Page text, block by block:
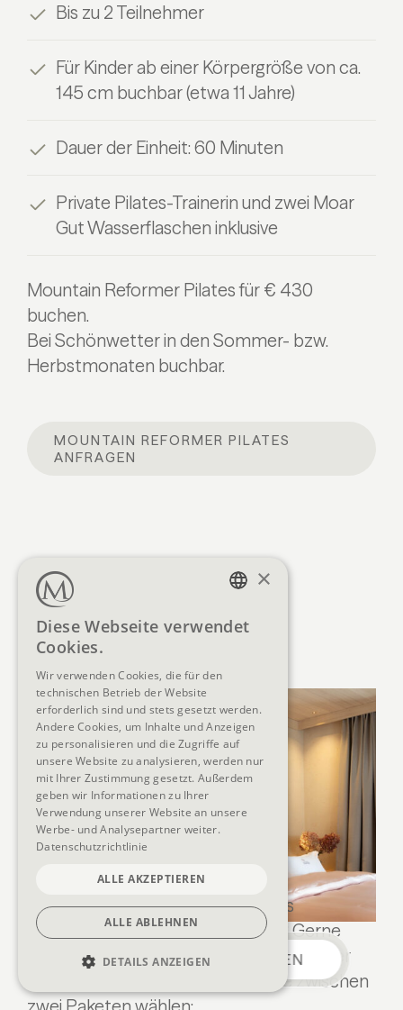
ANFRAGEN BUCHEN
Bis zu 2 Teilnehmer
Für Kinder ab einer Körpergröße von ca.
145 cm buchbar (etwa 11 Jahre)
Dauer der Einheit: 60 Minuten
Private Pilates-Trainerin und zwei Moar
Gut Wasserflaschen inklusive
Mountain Reformer Pilates für € 430
buchen.
Bei Schönwetter in den Sommer- bzw.
Herbstmonaten buchbar.
MOUNTAIN REFORMER PILATES
ANFRAGEN
Gender Reveal
Sie möchten das Geschlecht Ihres
Ungeborenen im Urlaub erfahren? Gerne
bereiten wir Ihre ganz persönliche Gender
Reveal Party vor. Dabei können Sie zwischen
×
Diese Webseite verwendet
Cookies.
Wir verwenden Cookies, die für den
technischen Betrieb der Website
erforderlich sind und stets gesetzt werden.
Andere Cookies, um Inhalte und Anzeigen
zu personalisieren und die Zugriffe auf
unsere Website zu analysieren, werden nur
mit Ihrer Zustimmung gesetzt. Außerdem
geben wir Informationen zu Ihrer
Verwendung unserer Website an unsere
Werbe- und Analysepartner weiter.
Datenschutzrichtlinie
ALLE AKZEPTIEREN
ALLE ABLEHNEN
DETAILS ANZEIGEN